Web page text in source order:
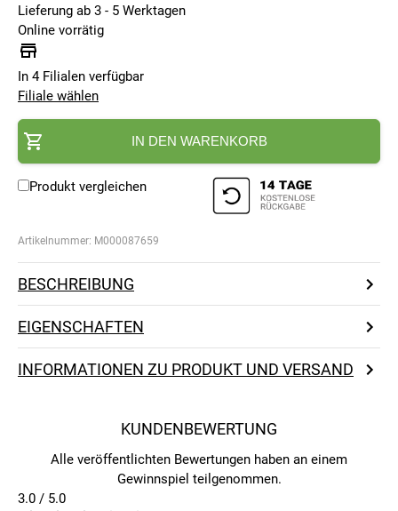
Lieferung ab 3 - 5 Werktagen
Online vorrätig
In 4 Filialen verfügbar
Filiale wählen
IN DEN WARENKORB
Produkt vergleichen
Artikelnummer: M000087659
BESCHREIBUNG
EIGENSCHAFTEN
INFORMATIONEN ZU PRODUKT UND VERSAND
KUNDENBEWERTUNG
Alle veröffentlichten Bewertungen haben an einem
Gewinnspiel teilgenommen.
3.0 / 5.0